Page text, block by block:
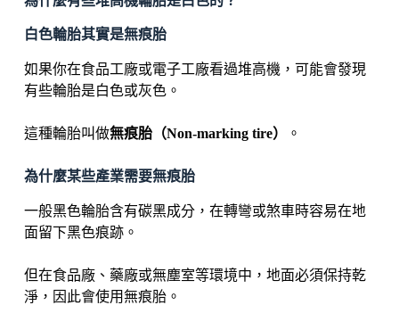
白色輪胎其實是無痕胎
如果你在食品工廠或電子工廠看過堆高機，可能會發現
有些輪胎是白色或灰色。
這種輪胎叫做無痕胎（Non-marking tire） 。
為什麼某些產業需要無痕胎
一般黑色輪胎含有碳黑成分，在轉彎或煞車時容易在地
面留下黑色痕跡。
但在食品廠、藥廠或無塵室等環境中，地面必須保持乾
淨，因此會使用無痕胎。